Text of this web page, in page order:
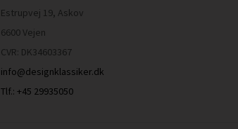
Estrupvej 19, Askov
6600 Vejen
CVR: DK34603367
info@designklassiker.dk
Tlf.: +45 29935050